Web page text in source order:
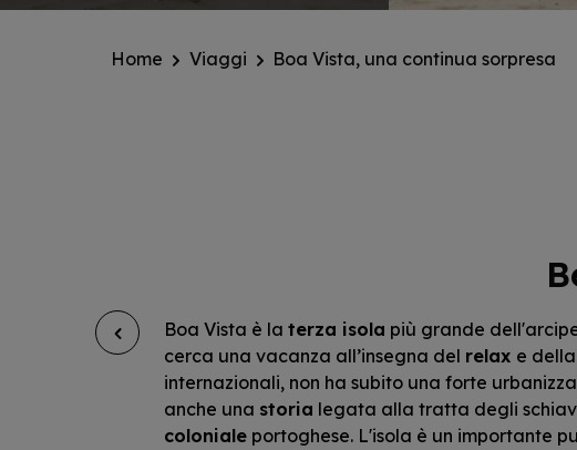
Home Viaggi Boa Vista, una continua sorpresa
Boa Vista è la terza isola più grande
cerca una vacanza all’insegna del relax e della
internazionali, non ha subito una forte
anche una storia legata alla tratta degli
coloniale portoghese. L'isola è un importante